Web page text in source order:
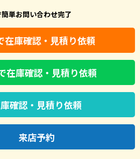
単お問い合わせ完了
在庫確認・見積り依頼
在庫確認・見積り依頼
確認・見積り依頼
来店予約